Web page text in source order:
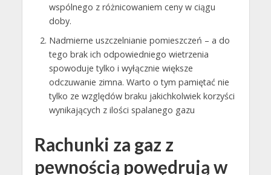
wspólnego z różnicowaniem ceny w ciągu
doby.
Nadmierne uszczelnianie pomieszczeń – a do
tego brak ich odpowiedniego wietrzenia
spowoduje tylko i wyłącznie większe
odczuwanie zimna. Warto o tym pamiętać nie
tylko ze względów braku jakichkolwiek korzyści
wynikających z ilości spalanego gazu
Rachunki za gaz z
pewnością powędrują w